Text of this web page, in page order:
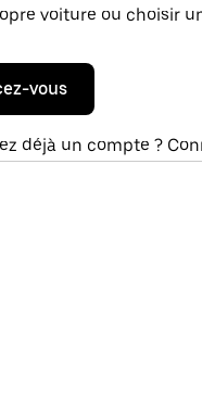
voiture ou choisir
vous
déjà un compte ?